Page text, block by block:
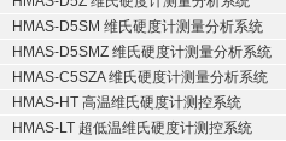
HMAS-D5SM 维氏硬度计测量分析系统
HMAS-D5SMZ 维氏硬度计测量分析系统
HMAS-C5SZA 维氏硬度计测量分析系统
HMAS-HT 高温维氏硬度计测控系统
HMAS-LT 超低温维氏硬度计测控系统